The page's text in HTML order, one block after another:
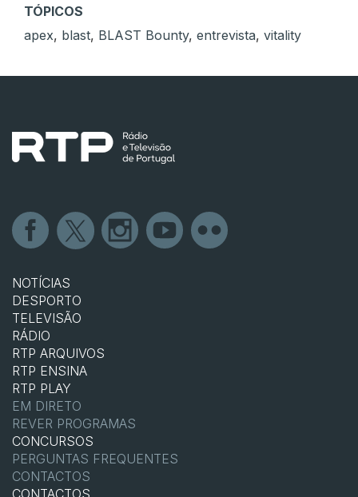
TÓPICOS
apex, blast, BLAST Bounty, entrevista, vitality
NOTÍCIAS
DESPORTO
TELEVISÃO
RÁDIO
RTP ARQUIVOS
RTP ENSINA
RTP PLAY
EM DIRETO
REVER PROGRAMAS
CONCURSOS
PERGUNTAS FREQUENTES
CONTACTOS
CONTACTOS